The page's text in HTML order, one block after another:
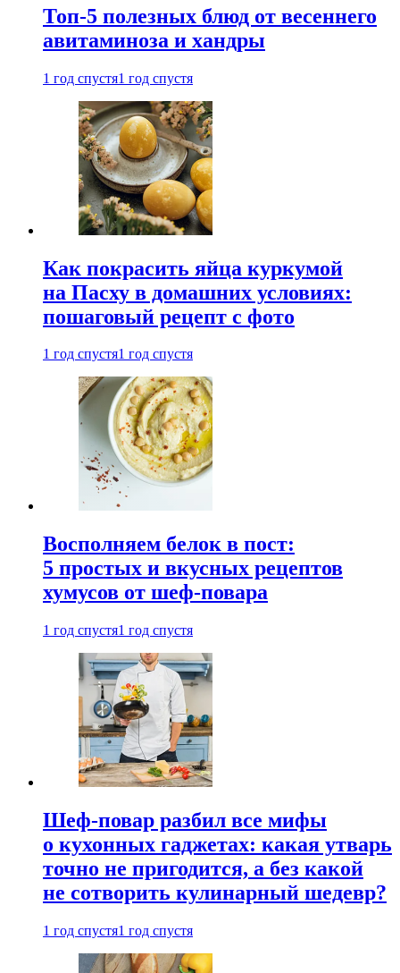
Топ-5 полезных блюд от весеннего
авитаминоза и хандры
1 год спустя1 год спустя
Как покрасить яйца куркумой
на Пасху в домашних условиях:
пошаговый рецепт с фото
1 год спустя1 год спустя
Восполняем белок в пост:
5 простых и вкусных рецептов
хумусов от шеф-повара
1 год спустя1 год спустя
Шеф-повар разбил все мифы
о кухонных гаджетах: какая утварь
точно не пригодится, а без какой
не сотворить кулинарный шедевр?
1 год спустя1 год спустя